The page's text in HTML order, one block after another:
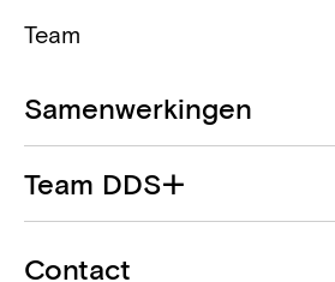
Team
Samenwerkingen
Architect
Team DDS+
Contact